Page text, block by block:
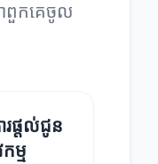
ពួកគេចូល
រផ្តល់ជូន
ម្ម